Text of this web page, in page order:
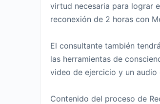
virtud necesaria para lograr
reconexión de 2 horas con
El consultante también
las herramientas de
video de ejercicio y un
Contenido del proceso de